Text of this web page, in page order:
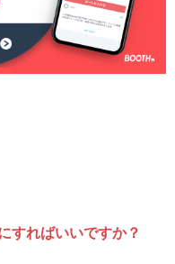
すればいいですか？